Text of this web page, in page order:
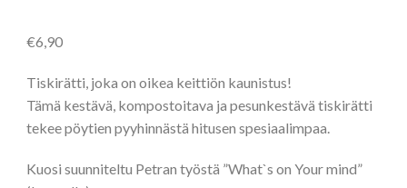
€6,90
Tiskirätti, joka on oikea keittiön kaunistus!
Tämä kestävä, kompostoitava ja pesunkestävä tiskirätti
tekee pöytien pyyhinnästä hitusen spesiaalimpaa.
Kuosi suunniteltu Petran työstä ”What`s on Your mind”